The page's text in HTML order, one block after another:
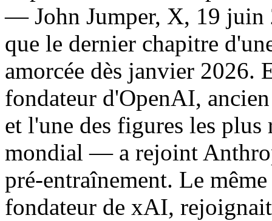
— John Jumper, X, 19 juin
que le dernier chapitre
amorcée dès janvier
fondateur d'OpenAI,
et l'une des figures les plus
mondial — a rejoint
pré-entraînement. Le
fondateur de xAI,